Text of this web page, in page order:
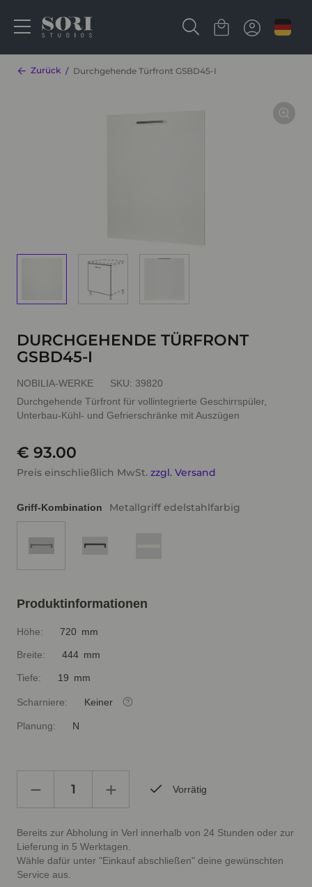
Zurück Durchgehende Türfront GSBD45-I
DURCHGEHENDE TÜRFRONT
GSBD45-I
NOBILIA-WERKE SKU: 39820
Durchgehende Türfront für vollintegrierte Geschirrspüler,
Unterbau-Kühl- und Gefrierschränke mit Auszügen
€ 93.00
Preis einschließlich MwSt. zzgl. Versand
Griff-Kombination Metallgriff edelstahlfarbig
Produktinformationen
Höhe: 720 mm
Breite: 444 mm
Tiefe: 19 mm
Scharniere: Keiner
Planung: N
Vorrätig
Bereits zur Abholung in Verl innerhalb von 24 Stunden oder zur
Lieferung in 5 Werktagen.
Wähle dafür unter "Einkauf abschließen" deine gewünschten
Service aus.